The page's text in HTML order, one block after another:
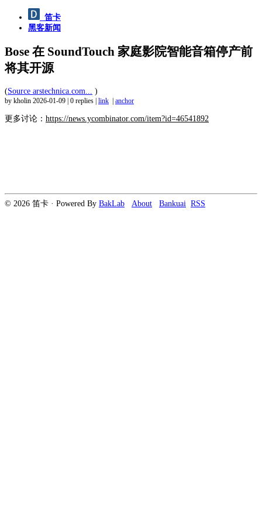
笛卡
黑客新闻
Bose 在 SoundTouch 家庭影院智能音箱停产前
将其开源
(Source arstechnica.com... )
by kholin 2026-01-09 0 replies link anchor
更多讨论： https://news.ycombinator.com/item?id=46541892
© 2026 笛卡 · Powered By BakLab About Bankuai RSS